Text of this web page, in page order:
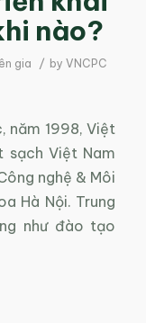
nào?
gia / by VNCPC
năm 1998, Việt
sạch Việt Nam
nghệ & Môi
Hà Nội. Trung
như đào tạo